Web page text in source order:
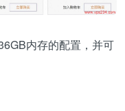
内存的配置，并可